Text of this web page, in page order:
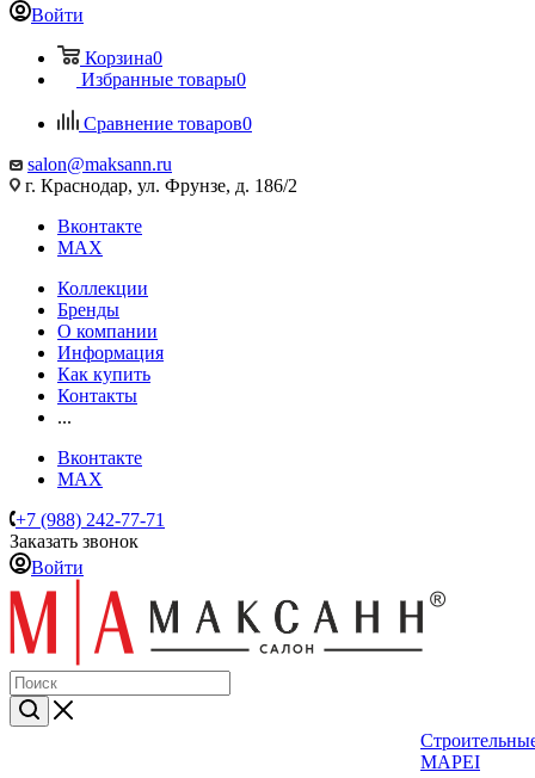
Войти
Корзина0
Избранные товары0
Сравнение товаров0
salon@maksann.ru
г. Краснодар, ул. Фрунзе, д. 186/2
Вконтакте
MAX
Коллекции
Бренды
О компании
Информация
Как купить
Контакты
...
Вконтакте
MAX
+7 (988) 242-77-71
Заказать звонок
Войти
MAPEI